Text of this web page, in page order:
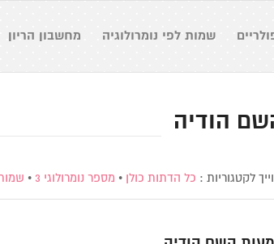
שמות לפי נומרולוגיה מחשבון הריון
הודיה
לקטגוריות : כל הדתות כולן • מספר נומרולוגי 3 •